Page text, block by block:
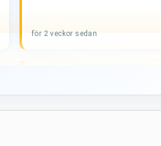
för 2 veckor sedan
starstarstarstarstar
Femstjärnig bedömning